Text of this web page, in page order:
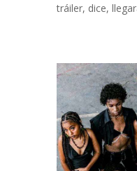
tráiler, dice,